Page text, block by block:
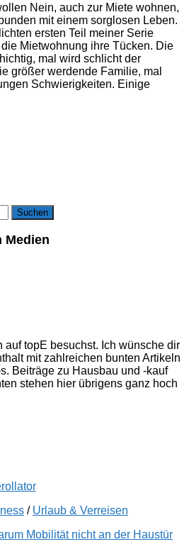
Nein, auch zur Miete wohnen,
mit einem sorglosen Leben.
ersten Teil meiner Serie
Mietwohnung ihre Tücken. Die
mal wird schlicht der
größer werdende Familie, mal
Schwierigkeiten. Einige
Medien
auf topE besuchst. Ich wünsche dir
mit zahlreichen bunten Artikeln
Beiträge zu Hausbau und -kauf
stehen hier übrigens ganz hoch
/ Urlaub & Verreisen
Mobilität nicht an der Haustür